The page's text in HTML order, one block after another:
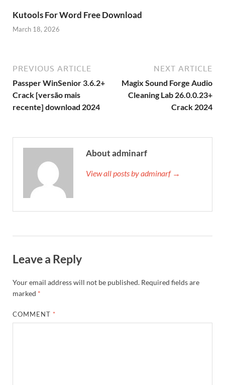
Kutools For Word Free Download
March 18, 2026
PREVIOUS ARTICLE
Passper WinSenior 3.6.2+
Crack [versão mais
recente] download 2024
NEXT ARTICLE
Magix Sound Forge Audio
Cleaning Lab 26.0.0.23+
Crack 2024
About adminarf
View all posts by adminarf →
Leave a Reply
Your email address will not be published. Required fields are
marked *
COMMENT *